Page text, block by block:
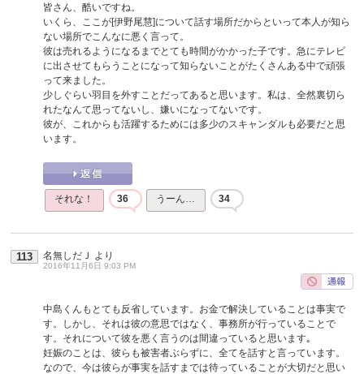
皆さん、酷いですね。
いくら、ここが[伊野尾慧]について話す場所だからといって本人が知ら
ない場所でこんなに悪く言って。
彼は売れるようになるまでとても時間がかかった子です。急にテレビ
に出させてもらうことになって知らないことがたくさんある中で頑張
って来ました。
少しぐらい羽目を外すことだってあると思います。私は、全然裏切ら
れたなんて思ってないし、嫌いになってないです。
彼が、これからも活躍するためには多少のスキャンダルも必要だと思
います。
それな！ 36 うーん… 34
113 名無しだＪ より
2016年11月6日 9:03 PM
中島くんもとても反省しています。お金で解決していることは事実で
す。しかし、それは彼の意思ではなく、事務所が行っていることで
す。それについて彼を悪く言うのは間違っていると思います｡
妊娠のことは、彼らも被害者ぶらずに、全てを話すと言っています。
なので、今は彼らが事実を話すまでは待っていることが大切だと思い